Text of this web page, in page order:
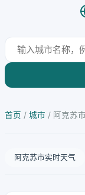
首页 / 城市 / 阿克苏
阿克苏市实时天气